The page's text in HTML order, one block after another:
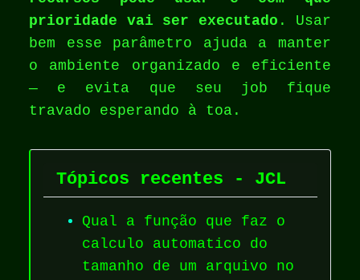
prioridade vai ser executado . Usar
bem esse parâmetro ajuda a manter
o ambiente organizado e eficiente
— e evita que seu job fique
travado esperando à toa.
Tópicos recentes - JCL
Qual a função que faz o
calculo automatico do
tamanho de um arquivo no